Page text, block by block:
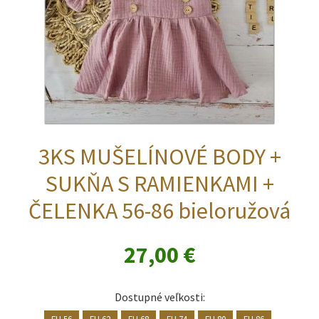
produktu.
3KS MUŠELÍNOVÉ BODY +
SUKŇA S RAMIENKAMI +
ČELENKA 56-86 bieloružová
27,00 €
Dostupné veľkosti: